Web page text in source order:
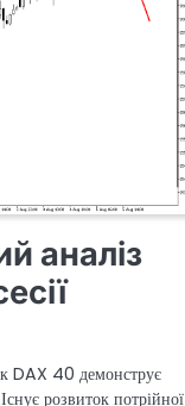
аналіз
DAX 40 демонструє
розвиток потрійної